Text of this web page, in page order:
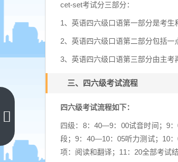
cet-set考试分三部分：
1、英语四六级口语第一部分是考生
2、英语四六级口语第二部分包括一
3、英语四六级口语第三部分由主考
三、四六级考试流程
四六级考试流程如下：
四级：8：40—9：00试音时间；9
段；9：40—10：05听力测试；10
项：阅读和翻译；11：20全部考试结
分数线
（南京